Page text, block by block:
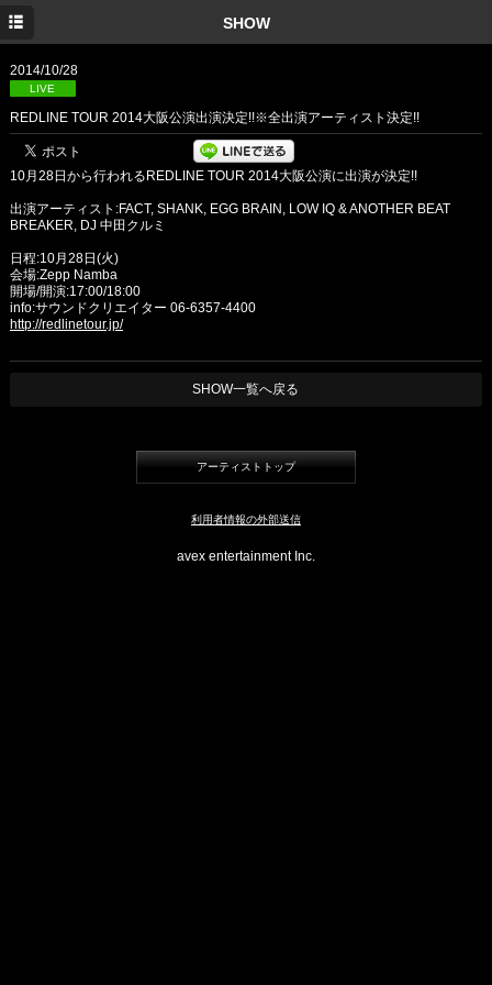
SHOW
2014/10/28
LIVE
REDLINE TOUR 2014大阪公演出演決定!!※全出演アーティスト決定!!
10月28日から行われるREDLINE TOUR 2014大阪公演に出演が決定!!
出演アーティスト:FACT, SHANK, EGG BRAIN, LOW IQ & ANOTHER BEAT
BREAKER, DJ 中田クルミ
日程:10月28日(火)
会場:Zepp Namba
開場/開演:17:00/18:00
info:サウンドクリエイター 06-6357-4400
http://redlinetour.jp/
SHOW一覧へ戻る
アーティストトップ
利用者情報の外部送信
avex entertainment Inc.
INFORMATION
SHOW
PROFILE
GOODS
YouTube
TWITTER